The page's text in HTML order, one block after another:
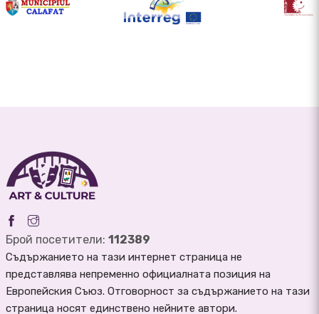
Брой посетители: 112389
Съдържанието на тази интернет страница не
представлява непременно официалната позиция на
Европейския Съюз. Отговорност за съдържанието на тази
страница носят единствено нейните автори.